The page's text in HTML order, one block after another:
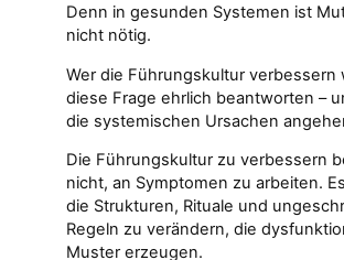
Denn in gesunden Systemen ist
nicht nötig.
Wer die Führungskultur verbessern
diese Frage ehrlich beantworten –
die systemischen Ursachen
Die Führungskultur zu verbessern
nicht, an Symptomen zu arbeiten.
die Strukturen, Rituale und
Regeln zu verändern, die
Muster erzeugen.